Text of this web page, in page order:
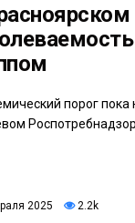
порог
2025 2.2k